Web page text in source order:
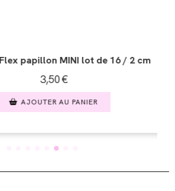
Appliqué Flex lune 4 coeurs / 10 cm
AJOUTER AU PANIER